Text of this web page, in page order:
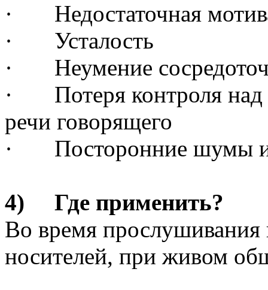
· Недостаточная
· Усталость
· Неумение
· Потеря контроля над
речи говорящего
· Посторонние шумы и
4) Где применить?
Во время
носителей, при живом